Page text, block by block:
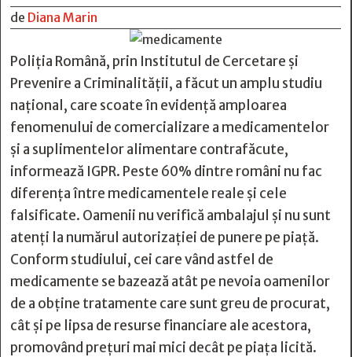
de Diana Marin
Poliția Română, prin Institutul de Cercetare și
Prevenire a Criminalității, a făcut un amplu studiu
național, care scoate în evidență amploarea
fenomenului de comercializare a medicamentelor
și a suplimentelor alimentare contrafăcute,
informează IGPR. Peste 60% dintre români nu fac
diferența între medicamentele reale și cele
falsificate. Oamenii nu verifică ambalajul și nu sunt
atenți la numărul autorizației de punere pe piață.
Conform studiului, cei care vând astfel de
medicamente se bazează atât pe nevoia oamenilor
de a obține tratamente care sunt greu de procurat,
cât și pe lipsa de resurse financiare ale acestora,
promovând prețuri mai mici decât pe piața licită.